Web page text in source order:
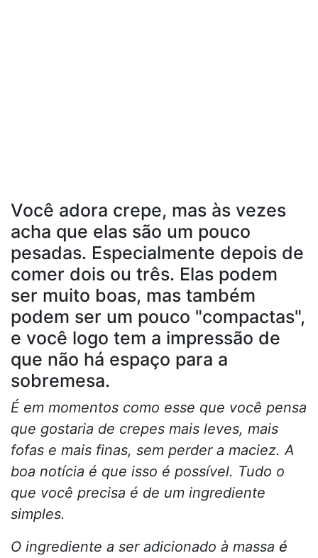
Você adora crepe, mas às vezes
acha que elas são um pouco
pesadas. Especialmente depois de
comer dois ou três. Elas podem
ser muito boas, mas também
podem ser um pouco "compactas",
e você logo tem a impressão de
que não há espaço para a
sobremesa.
É em momentos como esse que você pensa
que gostaria de crepes mais leves, mais
fofas e mais finas, sem perder a maciez. A
boa notícia é que isso é possível. Tudo o
que você precisa é de um ingrediente
simples.
O ingrediente a ser adicionado à massa é